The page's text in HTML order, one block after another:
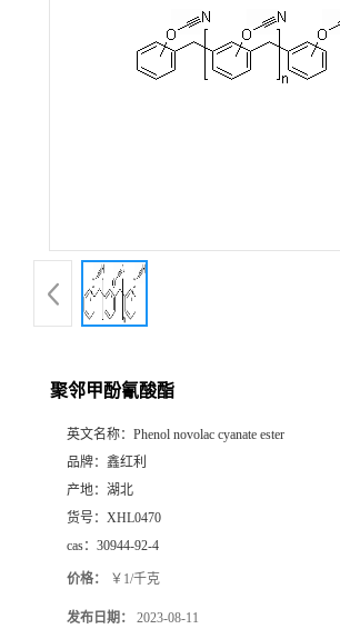
聚邻甲酚氰酸酯
英文名称： Phenol novolac cyanate ester
品牌： 鑫红利
产地： 湖北
货号： XHL0470
cas： 30944-92-4
价格： ￥1/千克
发布日期： 2023-08-11